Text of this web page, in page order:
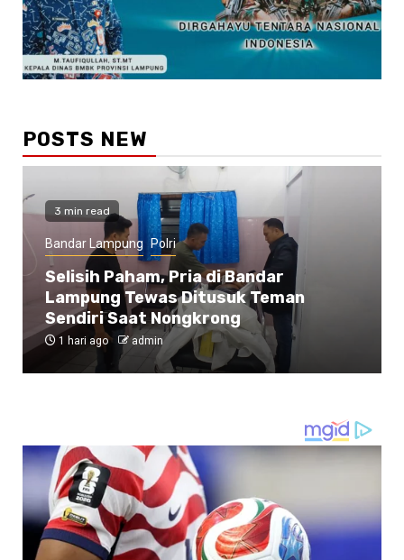
POSTS NEW
3 min read
Bandar Lampung Polri
Selisih Paham, Pria di Bandar
Lampung Tewas Ditusuk Teman
Sendiri Saat Nongkrong
1 hari ago admin